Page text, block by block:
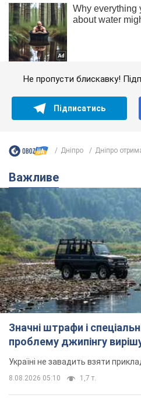
Не пропусти блискавку!
Підписатись
Дніпро Дніпро
Важливе
Значні штрафи і
проблему джипінгу
Україні не завадить взяти
8.08.2026 05:10 1,7 т.